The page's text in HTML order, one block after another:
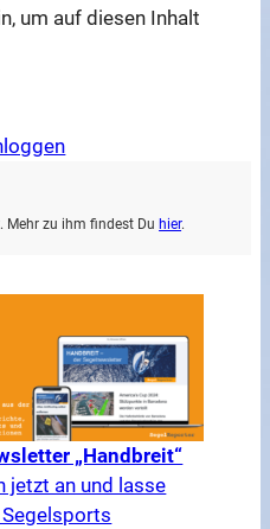
um auf diesen Inhalt
Mehr zu ihm findest Du hier.
„Handbreit“
jetzt an und lasse